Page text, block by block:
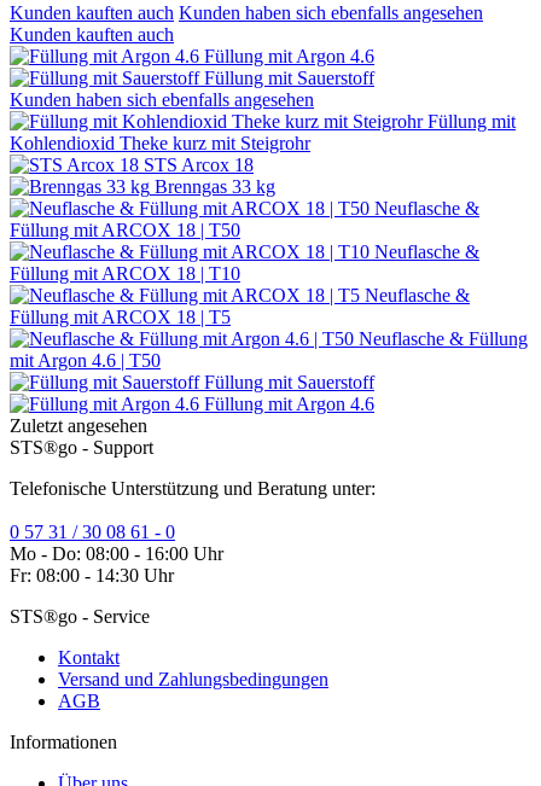
Kunden kauften auch Kunden haben sich ebenfalls angesehen
Kunden kauften auch
Füllung mit Argon 4.6
Füllung mit Sauerstoff
Kunden haben sich ebenfalls angesehen
Füllung mit
Kohlendioxid Theke kurz mit Steigrohr
STS Arcox 18
Brenngas 33 kg
Neuflasche &
Füllung mit ARCOX 18 | T50
Neuflasche &
Füllung mit ARCOX 18 | T10
Neuflasche &
Füllung mit ARCOX 18 | T5
Neuflasche & Füllung
mit Argon 4.6 | T50
Füllung mit Sauerstoff
Füllung mit Argon 4.6
Zuletzt angesehen
STS®go - Support
Telefonische Unterstützung und Beratung unter:
0 57 31 / 30 08 61 - 0
Mo - Do: 08:00 - 16:00 Uhr
Fr: 08:00 - 14:30 Uhr
STS®go - Service
Kontakt
Versand und Zahlungsbedingungen
AGB
Informationen